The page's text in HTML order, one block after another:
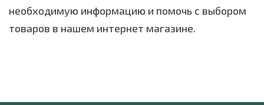
необходимую информацию и помочь с выбором
товаров в нашем интернет магазине.